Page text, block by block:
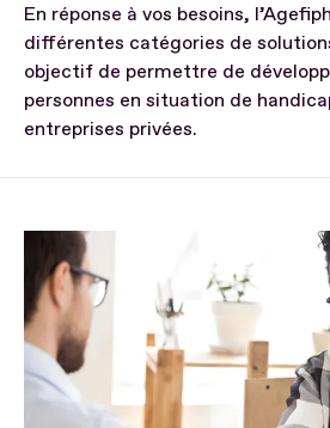
En réponse à vos besoins,
différentes catégories de
objectif de permettre de
personnes en situation de
entreprises privées.